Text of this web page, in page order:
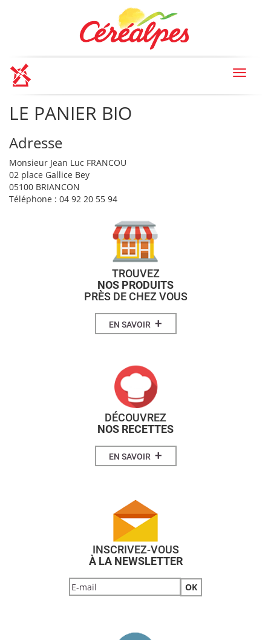
Toggle
LE PANIER BIO
Adresse
Monsieur Jean Luc FRANCOU
02 place Gallice Bey
05100 BRIANCON
Téléphone : 04 92 20 55 94
TROUVEZ
NOS PRODUITS
PRÈS DE CHEZ VOUS
EN SAVOIR +
DÉCOUVREZ
NOS RECETTES
EN SAVOIR +
INSCRIVEZ-VOUS
À LA NEWSLETTER